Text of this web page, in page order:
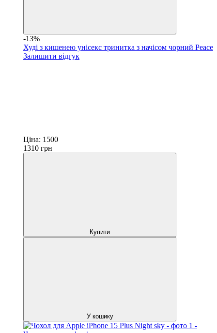
-13%
Худі з кишенею унісекс тринитка з начісом чорний Peace
Залишити відгук
Ціна: 1500
1310 грн
Купити
У кошику